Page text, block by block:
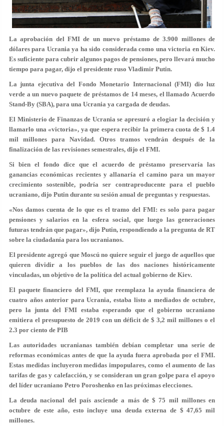
La aprobación del FMI de un nuevo préstamo de 3.900 millones de
dólares para Ucrania ya ha sido considerada como una victoria en Kiev.
Es suficiente para cubrir algunos pagos de pensiones, pero llevará mucho
tiempo para pagar, dijo el presidente ruso Vladimir Putin.
La junta ejecutiva del Fondo Monetario Internacional (FMI) dio luz
verde a un nuevo paquete de préstamos de 14 meses, el llamado Acuerdo
Stand-By (SBA), para una Ucrania ya cargada de deudas.
El Ministerio de Finanzas de Ucrania se apresuró a elogiar la decisión y
llamarlo una «victoria», ya que espera recibir la primera cuota de $ 1.4
mil millones para Navidad. Otros tramos vendrán después de la
finalización de las revisiones semestrales, dijo el FMI.
Si bien el fondo dice que el acuerdo de préstamo preservaría las
ganancias económicas recientes y allanaría el camino para un mayor
crecimiento sostenible, podría ser contraproducente para el pueblo
ucraniano, dijo Putin durante su sesión anual de preguntas y respuestas.
«Nos damos cuenta de lo que es el tramo del FMI: es solo para pagar
pensiones y salarios en la esfera social, que luego las generaciones
futuras tendrán que pagar», dijo Putin, respondiendo a la pregunta de RT
sobre la ciudadanía para los ucranianos.
El presidente agregó que Moscú no quiere seguir el juego de aquellos que
quieren dividir a los pueblos de las dos naciones históricamente
vinculadas, un objetivo de la política del actual gobierno de Kiev.
El paquete financiero del FMI, que reemplaza la ayuda financiera de
cuatro años anterior para Ucrania, estaba listo a mediados de octubre,
pero la junta del FMI estaba esperando que el gobierno ucraniano
emitiera el presupuesto de 2019 con un déficit de $ 3,2 mil millones o el
2.3 por ciento de PIB
Las autoridades ucranianas también debían completar una serie de
reformas económicas antes de que la ayuda fuera aprobada por el FMI.
Estas medidas incluyeron medidas impopulares, como el aumento de las
tarifas de gas y calefacción, y se consideran un gran golpe para el apoyo
del líder ucraniano Petro Poroshenko en las próximas elecciones.
La deuda nacional del país asciende a más de $ 75 mil millones en
octubre de este año, esto incluye una deuda externa de $ 47,65 mil
millones.